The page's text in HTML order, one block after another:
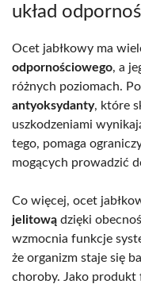
układ
Ocet jabłkowy ma
odpornościowego, a
różnych poziomach.
antyoksydanty, które
uszkodzeniami
tego, pomaga
mogących prowadzić
Co więcej, ocet
jelitową dzięki
wzmocnia funkcje
że organizm staje się
choroby. Jako produkt